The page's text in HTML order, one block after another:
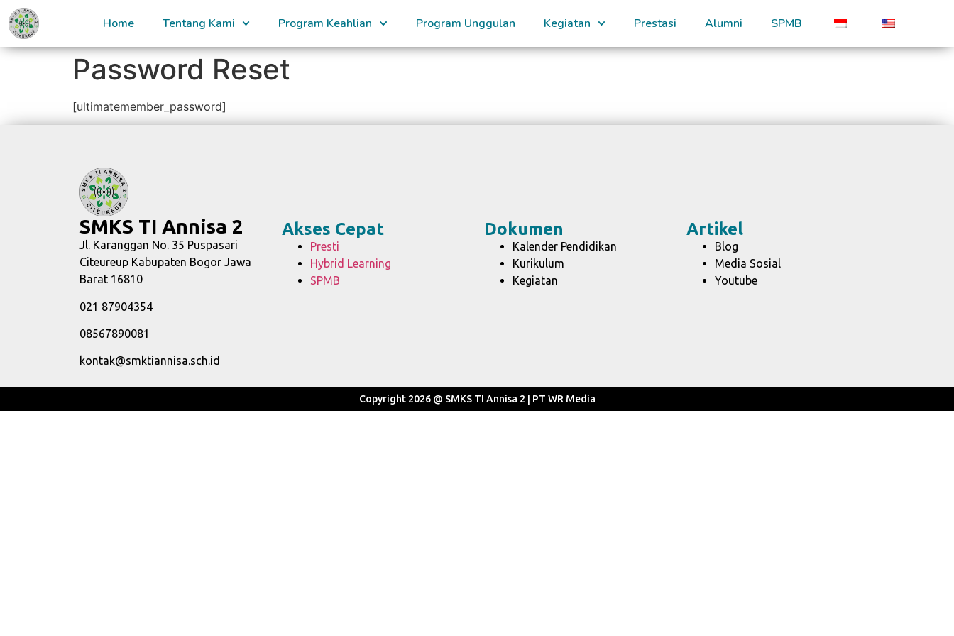
Home Tentang Kami Program Keahlian Program Unggulan Kegiatan Prestasi Alumni SPMB
Password Reset
[ultimatemember_password]
SMKS TI Annisa 2
Jl. Karanggan No. 35 Puspasari
Citeureup Kabupaten Bogor Jawa
Barat 16810
021 87904354
08567890081
kontak@smktiannisa.sch.id
Akses Cepat
Presti
Hybrid Learning
SPMB
Dokumen
Kalender Pendidikan
Kurikulum
Kegiatan
Artikel
Blog
Media Sosial
Youtube
Copyright 2026 @ SMKS TI Annisa 2 | PT WR Media